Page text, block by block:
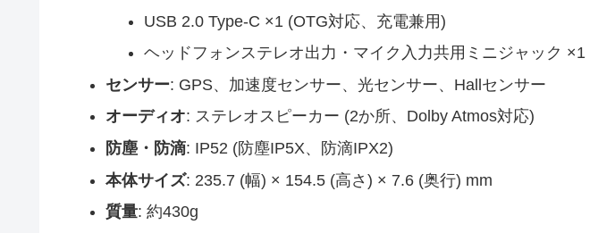
USB 2.0 Type-C ×1 (OTG対応、充電兼用)
ヘッドフォンステレオ出力・マイク入力共用ミニジャック ×1
センサー: GPS、加速度センサー、光センサー、Hallセンサー
オーディオ: ステレオスピーカー (2か所、Dolby Atmos対応)
防塵・防滴: IP52 (防塵IP5X、防滴IPX2)
本体サイズ: 235.7 (幅) × 154.5 (高さ) × 7.6 (奥行) mm
質量: 約430g